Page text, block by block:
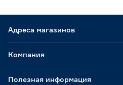
Адреса магазинов
Компания
Полезная информация